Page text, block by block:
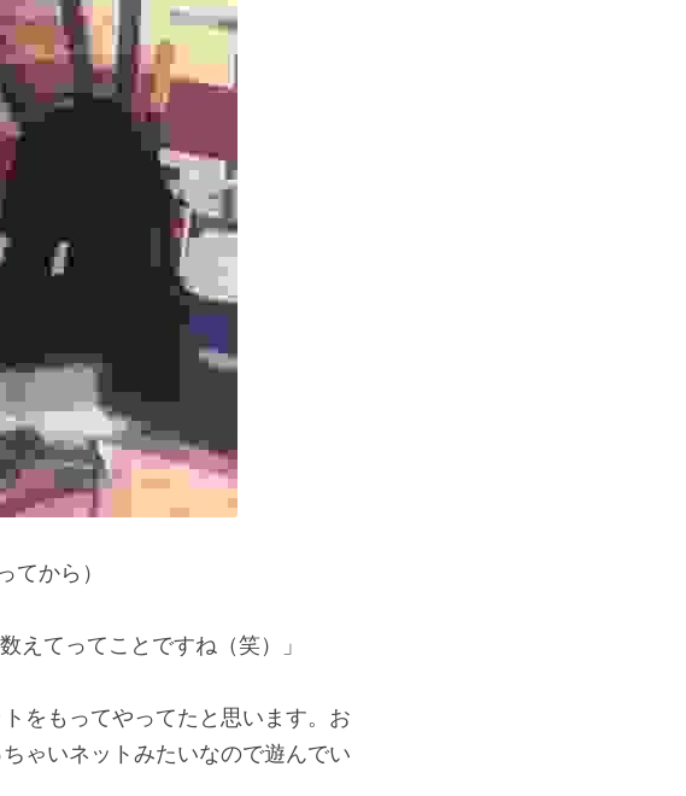
てから）
えてってことですね（笑）」
をもってやってたと思います。お
ゃいネットみたいなので遊んでい